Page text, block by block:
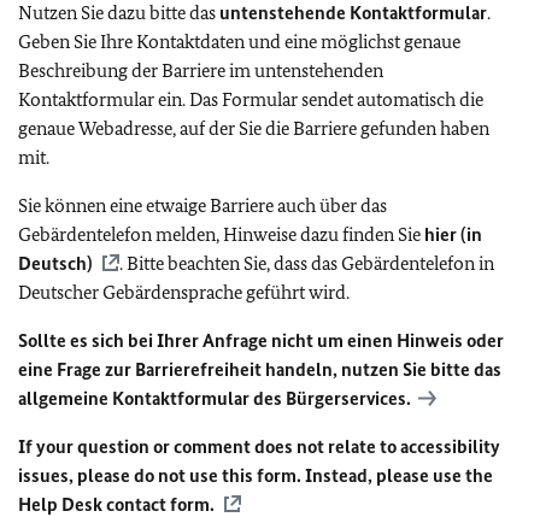
Nutzen Sie dazu bitte das untenstehende Kontaktformular.
Geben Sie Ihre Kontaktdaten und eine möglichst genaue
Beschreibung der Barriere im untenstehenden
Kontaktformular ein. Das Formular sendet automatisch die
genaue Webadresse, auf der Sie die Barriere gefunden haben
mit.
Sie können eine etwaige Barriere auch über das
Gebärdentelefon melden, Hinweise dazu finden Sie hier (in
Deutsch)
. Bitte beachten Sie, dass das Gebärdentelefon in
Deutscher Gebärdensprache geführt wird.
Sollte es sich bei Ihrer Anfrage nicht um einen Hinweis oder
eine Frage zur Barrierefreiheit handeln, nutzen Sie bitte das
allgemeine Kontaktformular des Bürgerservices.
If your question or comment does not relate to accessibility
issues, please do not use this form. Instead, please use the
Help Desk contact form.